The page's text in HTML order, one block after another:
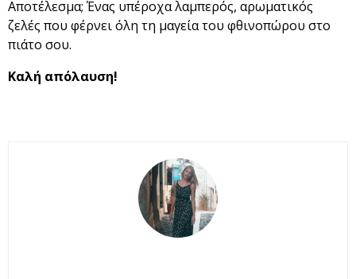
Αποτέλεσμα; Ένας υπέροχα λαμπερός, αρωματικός
ζελές που φέρνει όλη τη μαγεία του φθινοπώρου στο
πιάτο σου.
Καλή απόλαυση!